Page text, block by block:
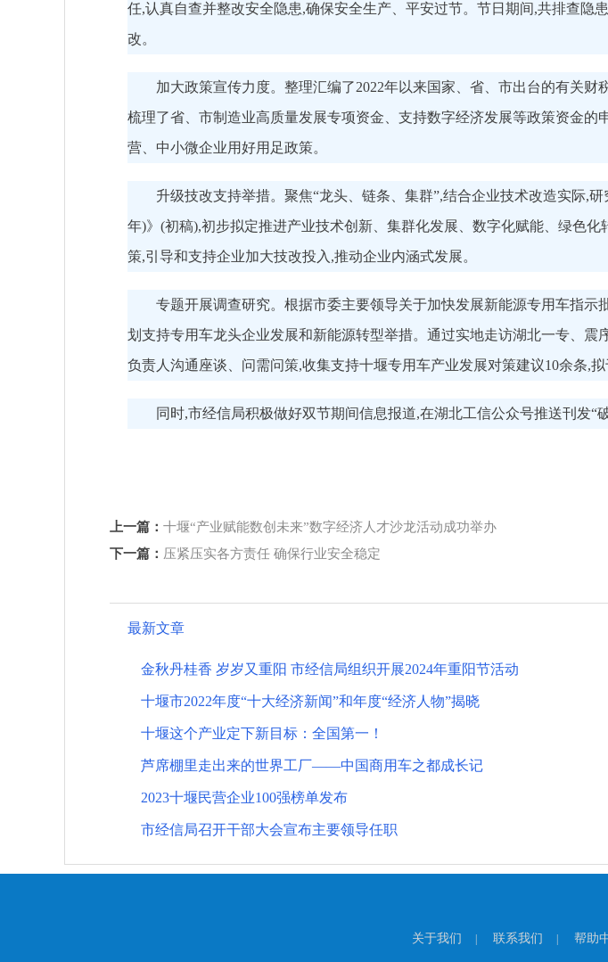
任,认真自查并整改安全隐患,确保安全生产、平安过节。节日期间,共排查隐
改。
加大政策宣传力度。整理汇编了2022年以来国家、省、市出台的有关
梳理了省、市制造业高质量发展专项资金、支持数字经济发展等政策资金
营、中小微企业用好用足政策。
升级技改支持举措。聚焦“龙头、链条、集群”,结合企业技术改造实际,
年)》(初稿),初步拟定推进产业技术创新、集群化发展、数字化赋能、绿色
策,引导和支持企业加大技改投入,推动企业内涵式发展。
专题开展调查研究。根据市委主要领导关于加快发展新能源专用车指
划支持专用车龙头企业发展和新能源转型举措。通过实地走访湖北一专、
负责人沟通座谈、问需问策,收集支持十堰专用车产业发展对策建议10余条,
同时,市经信局积极做好双节期间信息报道,在湖北工信公众号推送刊发“
上一篇： 十堰“产业赋能数创未来”数字经济人才沙龙活动成功举办
下一篇： 压紧压实各方责任 确保行业安全稳定
最新文章
金秋丹桂香 岁岁又重阳 市经信局组织开展2024年重阳节活动
十堰市2022年度“十大经济新闻”和年度“经济人物”揭晓
十堰这个产业定下新目标：全国第一！
芦席棚里走出来的世界工厂——中国商用车之都成长记
2023十堰民营企业100强榜单发布
市经信局召开干部大会宣布主要领导任职
关于我们 联系我们 帮助